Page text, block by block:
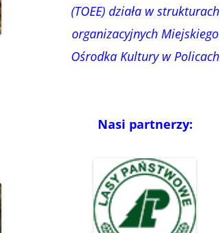
(TOEE) działa w strukturach
organizacyjnych Miejskiego
Ośrodka Kultury w Policach
Nasi partnerzy: